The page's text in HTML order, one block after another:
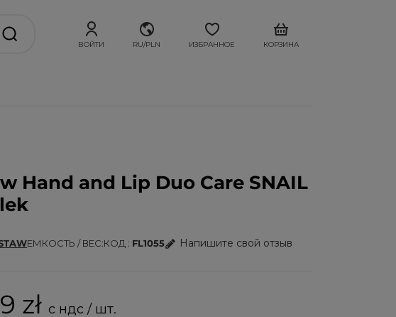
ВОЙТИ RU/PLN ИЗБРАННОЕ КОРЗИНА
Hand and Lip Duo Care SNAIL
ЕМКОСТЬ / ВЕС КОД FL1055 Напишите свой отзыв
zł с ндс / шт.